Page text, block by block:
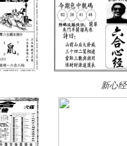
新心经